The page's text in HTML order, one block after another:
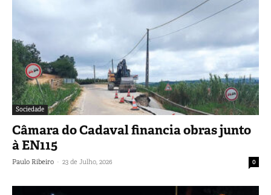
Sociedade
Câmara do Cadaval financia obras junto
à EN115
Paulo Ribeiro - 23 de Julho, 2026 0